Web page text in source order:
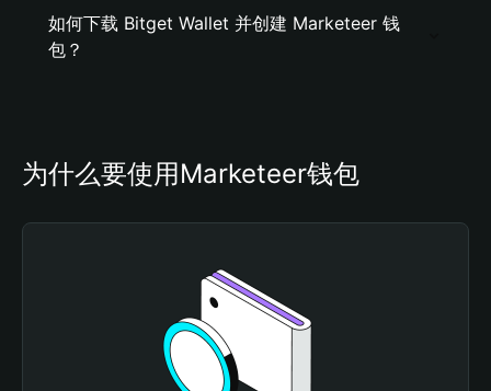
如何下载 Bitget Wallet 并创建 Marketeer 钱
包？
为什么要使用Marketeer钱包